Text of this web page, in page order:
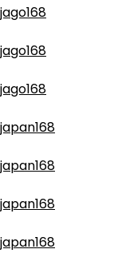
jago168
jago168
jago168
japan168
japan168
japan168
japan168